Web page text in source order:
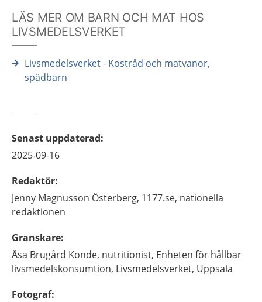
LÄS MER OM BARN OCH MAT HOS
LIVSMEDELSVERKET
Livsmedelsverket - Kostråd och matvanor,
spädbarn
Senast uppdaterad:
2025-09-16
Redaktör:
Jenny Magnusson Österberg, 1177.se, nationella
redaktionen
Granskare:
Åsa Brugård Konde, nutritionist, Enheten för hållbar
livsmedelskonsumtion, Livsmedelsverket, Uppsala
Fotograf: